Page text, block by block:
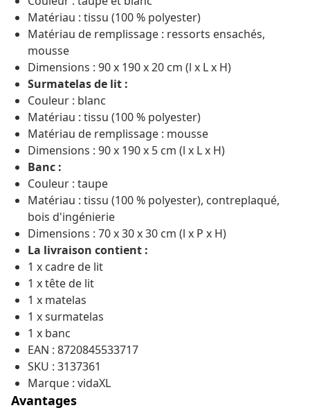
Matériau : tissu (100 % polyester)
Matériau de remplissage : ressorts ensachés,
mousse
Dimensions : 90 x 190 x 20 cm (l x L x H)
Surmatelas de lit :
Couleur : blanc
Matériau : tissu (100 % polyester)
Matériau de remplissage : mousse
Dimensions : 90 x 190 x 5 cm (l x L x H)
Banc :
Couleur : taupe
Matériau : tissu (100 % polyester), contreplaqué,
bois d'ingénierie
Dimensions : 70 x 30 x 30 cm (l x P x H)
La livraison contient :
1 x cadre de lit
1 x tête de lit
1 x matelas
1 x surmatelas
1 x banc
EAN : 8720845533717
SKU : 3137361
Marque : vidaXL
Avantages